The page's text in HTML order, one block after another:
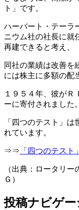
ト」です。
ハーバート・テーラ
ニウム社の社長に就
再建できると考え、
同社の業績は改善を
には株主に多額の配
１９５４年、彼がＲ
ーに寄付されました。
「四つのテスト」
れています。
⇒⇒ 「四つのテスト」
（出典：ロータリ
Ｇ）
投稿ナビゲー